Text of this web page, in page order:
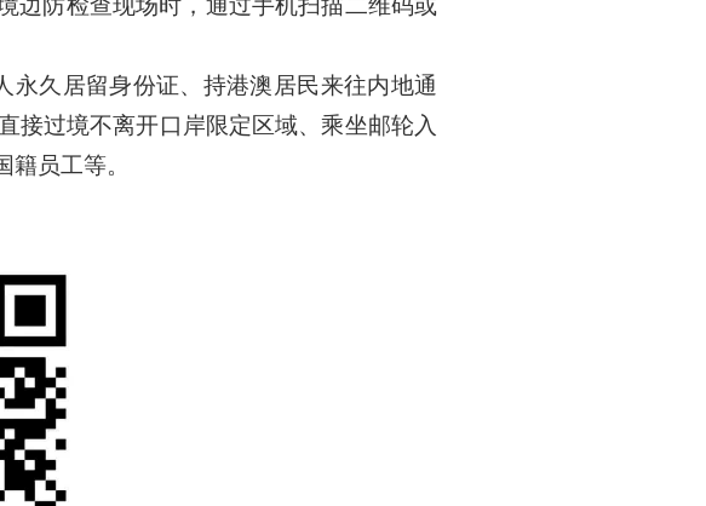
边防检查现场时，通过手机扫描二维码或
永久居留身份证、持港澳居民来往内地通
接过境不离开口岸限定区域、乘坐邮轮入
员工等。